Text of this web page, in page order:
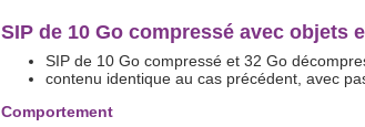
SIP de 10 Go compressé avec objets
SIP de 10 Go compressé et 32 Go
contenu identique au cas précédent, avec
Comportement